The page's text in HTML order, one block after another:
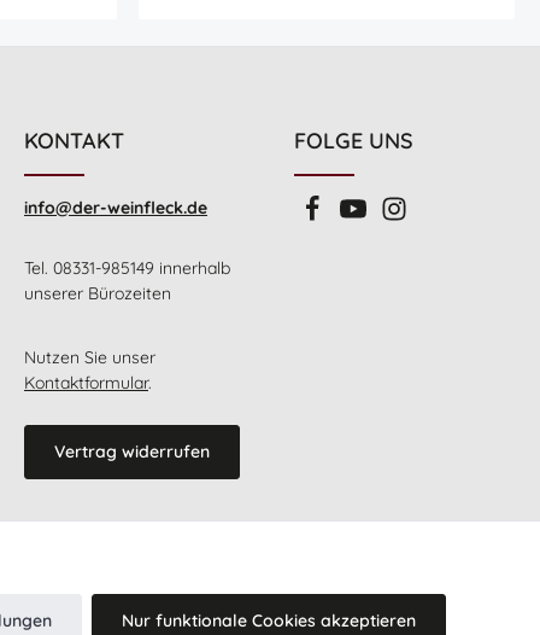
KONTAKT
info@der-weinfleck.de
Tel. 08331-985149 innerhalb
unserer Bürozeiten
Nutzen Sie unser
Kontaktformular.
Vertrag widerrufen
FOLGE UNS
Nur funktionale Cookies akzeptieren